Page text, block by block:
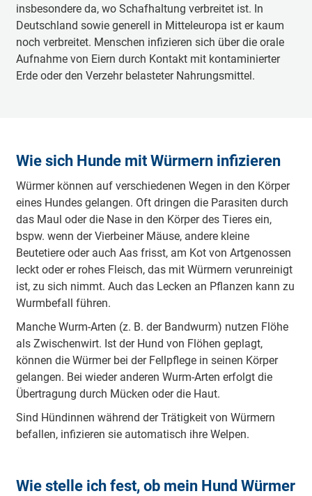
insbesondere da, wo Schafhaltung verbreitet ist. In
Deutschland sowie generell in Mitteleuropa ist er kaum
noch verbreitet. Menschen infizieren sich über die orale
Aufnahme von Eiern durch Kontakt mit kontaminierter
Erde oder den Verzehr belasteter Nahrungsmittel.
Wie sich Hunde mit Würmern infizieren
Würmer können auf verschiedenen Wegen in den Körper
eines Hundes gelangen. Oft dringen die Parasiten durch
das Maul oder die Nase in den Körper des Tieres ein,
bspw. wenn der Vierbeiner Mäuse, andere kleine
Beutetiere oder auch Aas frisst, am Kot von Artgenossen
leckt oder er rohes Fleisch, das mit Würmern verunreinigt
ist, zu sich nimmt. Auch das Lecken an Pflanzen kann zu
Wurmbefall führen.
Manche Wurm-Arten (z. B. der Bandwurm) nutzen Flöhe
als Zwischenwirt. Ist der Hund von Flöhen geplagt,
können die Würmer bei der Fellpflege in seinen Körper
gelangen. Bei wieder anderen Wurm-Arten erfolgt die
Übertragung durch Mücken oder die Haut.
Sind Hündinnen während der Trätigkeit von Würmern
befallen, infizieren sie automatisch ihre Welpen.
Wie stelle ich fest, ob mein Hund Würmer